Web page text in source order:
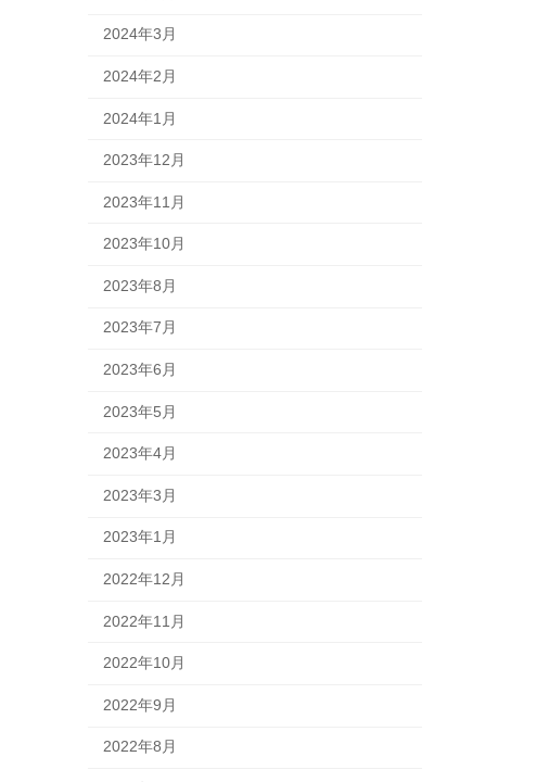
2024年3月
2024年2月
2024年1月
2023年12月
2023年11月
2023年10月
2023年8月
2023年7月
2023年6月
2023年5月
2023年4月
2023年3月
2023年1月
2022年12月
2022年11月
2022年10月
2022年9月
2022年8月